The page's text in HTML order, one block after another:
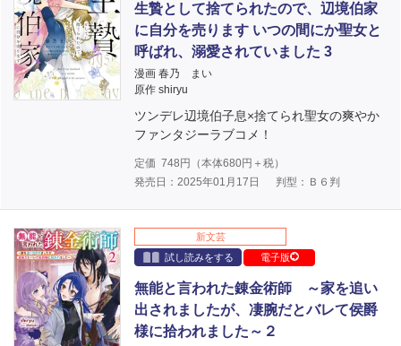
生贄として捨てられたので、辺境伯家
に自分を売ります いつの間にか聖女と
呼ばれ、溺愛されていました 3
漫画 春乃 まい
原作 shiryu
ツンデレ辺境伯子息×捨てられ聖女の爽やか
ファンタジーラブコメ！
定価 748 円（本体680円＋税）
発売日：2025年01月17日
判型：Ｂ６判
新文芸
試し読みをする
電子版
無能と言われた錬金術師 ～家を追い
出されましたが、凄腕だとバレて侯爵
様に拾われました～２